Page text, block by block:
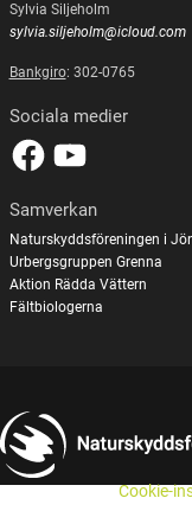
Sylvia Siljeholm
sylvia.siljeholm@icloud.com
Bankgiro: 302-0765
Sociala medier
Samverkan
Naturskyddsföreningen i
Urbergsgruppen Grenna
Aktion Rädda Vättern
Fältbiologerna
Cookie-